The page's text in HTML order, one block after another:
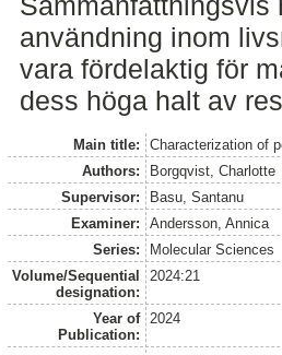
användning inom
vara fördelaktig för
dess höga halt av
Main title:
Characterization of
Authors:
Borgqvist, Charlotte
Supervisor:
Basu, Santanu
Examiner:
Andersson, Annica
Series:
Molecular Sciences
Volume/Sequential
designation:
2024:21
Year of
Publication:
2024